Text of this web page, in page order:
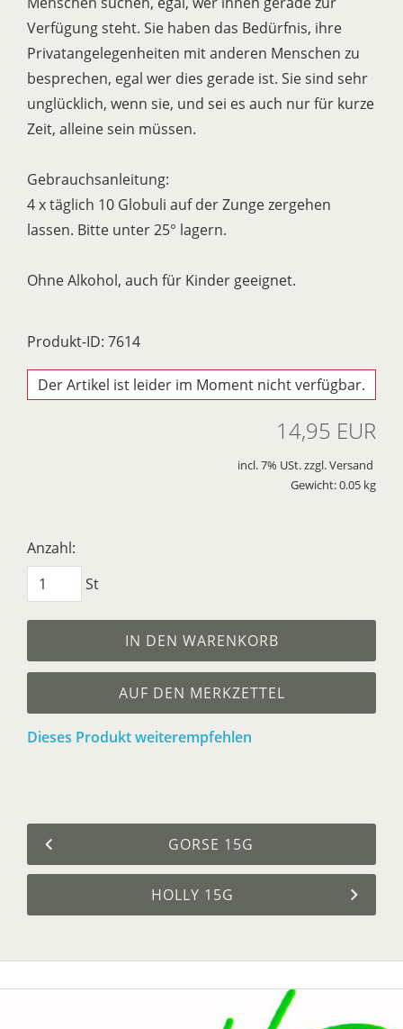
Verfügung steht. Sie haben das Bedürfnis, ihre
Privatangelegenheiten mit anderen Menschen zu
besprechen, egal wer dies gerade ist. Sie sind sehr
unglücklich, wenn sie, und sei es auch nur für kurze
Zeit, alleine sein müssen.
Gebrauchsanleitung:
4 x täglich 10 Globuli auf der Zunge zergehen
lassen. Bitte unter 25° lagern.
Ohne Alkohol, auch für Kinder geeignet.
Produkt-ID: 7614
Der Artikel ist leider im Moment nicht verfügbar.
14,95 EUR
incl. 7% USt. zzgl. Versand
Gewicht: 0.05 kg
Anzahl:
St
IN DEN WARENKORB
AUF DEN MERKZETTEL
Dieses Produkt weiterempfehlen
GORSE 15G
HOLLY 15G